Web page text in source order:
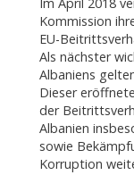
Kommission
EU-
Als nächster
Albaniens
Dieser
der
Albanien
sowie
Korruption